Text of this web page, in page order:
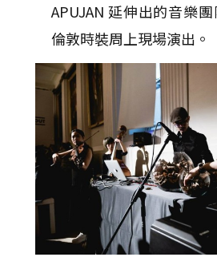
APUJAN 延伸出的音樂
倫敦時裝周上現場演出。